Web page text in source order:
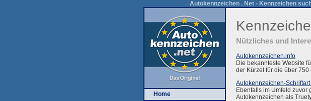
Autokennzeichen . Net - Kennzeichen
Home
Nützliches und
Autokennzeichen.info
Die bekannteste Website
der Kürzel für die über
Autokennzeichen-
Ebenfalls im Umfeld zuvor
Autokennzeichen als